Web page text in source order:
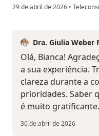
29 de abril de 2026 •
Dra. Giulia Weber
Olá, Bianca!
a sua experiência.
clareza durante a
prioridades. Saber
é muito
30 de abril de 2026